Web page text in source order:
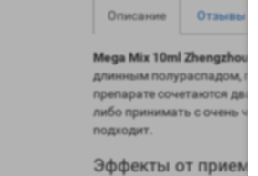
Описание Отзывы
Mega Mix 10ml Zhengzhou
длинным полураспадом,
препарате сочетаются два
либо принимать с очень
подходит.
Эффекты от приема